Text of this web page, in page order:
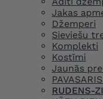
Jakas
Džemperi
Sieviešu
Komplekti
Kostīmi
Jaunās
RUDENS-